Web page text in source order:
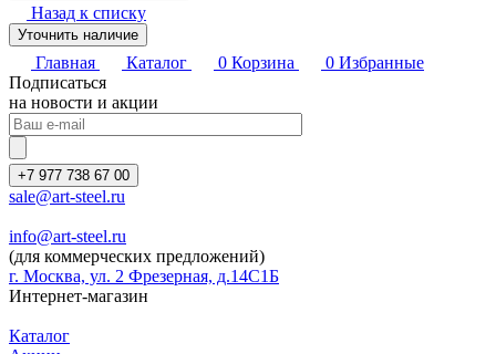
Назад к списку
Уточнить наличие
Главная Каталог 0 Корзина 0 Избранные
Подписаться
на новости и акции
+7 977 738 67 00
sale@art-steel.ru
info@art-steel.ru
(для коммерческих предложений)
г. Москва, ул. 2 Фрезерная, д.14С1Б
Интернет-магазин
Каталог